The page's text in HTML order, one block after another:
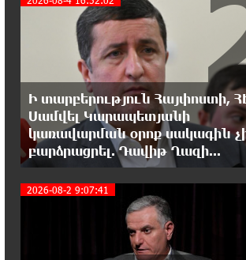
Եկեղեցու նկատմամբ քաղաքական
հետապնդումները և ճնշումները
11:47:14 8-08-2026
Բանկային գաղտնիքի
արտահոսք, մերժված
և լռող բանկեր. ահազանգում է գործարարը
11:26:57 8-08-2026
հայ է և չի վախենում
իշխանությունների ապօրինություններից.
Ի տարբերություն Հայփոստի,
Սամվել Կարապետյանի
կառավարման օրոք սակագին
բարձրացրել. Դավիթ Ղազի...
2026-08-2 9:07:41